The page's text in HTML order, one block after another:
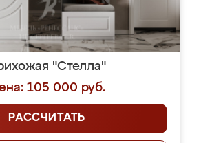
"Стелла"
105 000 руб.
РАССЧИТАТЬ